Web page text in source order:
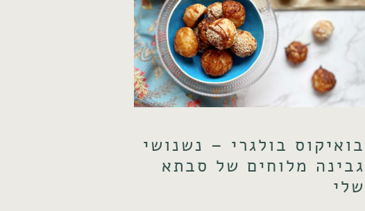
בואיקוס בולגרי – נשנושי
גבינה מלוחים של סבתא
שלי